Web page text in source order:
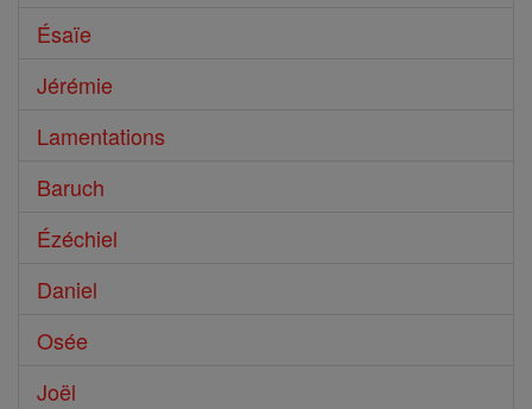
Ésaïe
Jérémie
Lamentations
Baruch
Ézéchiel
Daniel
Osée
Joël